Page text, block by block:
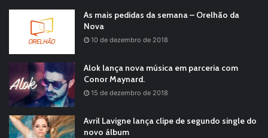
As mais pedidas da semana – Orelhão da
Nova
10 de dezembro de 2018
Alok lança nova música em parceria com
Conor Maynard.
15 de dezembro de 2018
Avril Lavigne lança clipe de segundo single do
novo álbum